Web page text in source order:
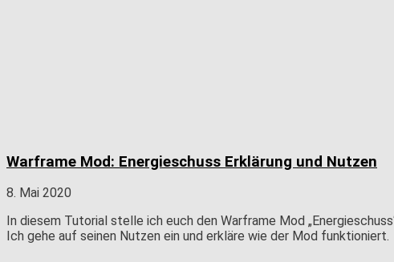
Warframe Mod: Energieschuss Erklärung und Nutzen
8. Mai 2020
In diesem Tutorial stelle ich euch den Warframe Mod
Ich gehe auf seinen Nutzen ein und erkläre wie der Mod funktioniert.